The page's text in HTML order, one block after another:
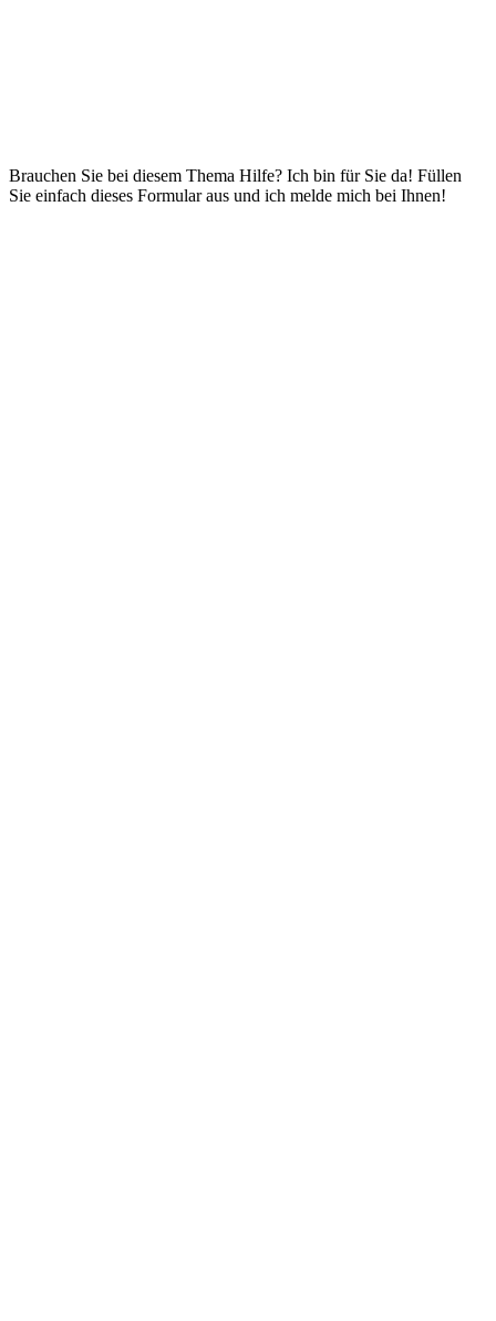
Brauchen Sie bei diesem Thema Hilfe? Ich bin für Sie da! Füllen
Sie einfach dieses Formular aus und ich melde mich bei Ihnen!